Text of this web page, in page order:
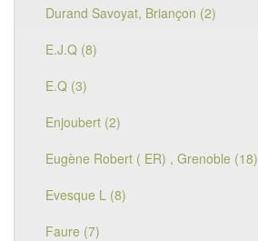
Durand Savoyat, Briançon (2)
E.J.Q (8)
E.Q (3)
Enjoubert (2)
Eugène Robert ( ER) , Grenoble (18)
Evesque L (8)
Faure (7)